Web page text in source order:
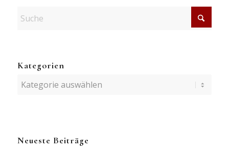
Kategorien
Kategorien
Neueste Beiträge